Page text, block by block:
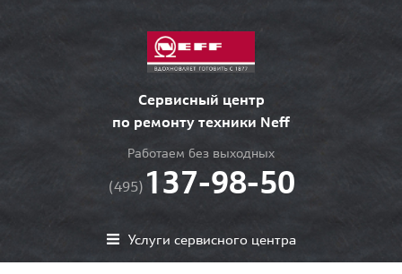
Сервисный центр
по ремонту техники Neff
Работаем без выходных
(495) 137-98-50
Услуги сервисного центра